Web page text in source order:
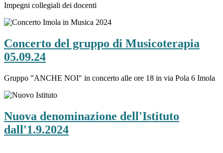
Impegni collegiali dei docenti
Concerto del gruppo di Musicoterapia
05.09.24
Gruppo "ANCHE NOI" in concerto alle ore 18 in via Pola 6 Imola
Nuova denominazione dell'Istituto
dall'1.9.2024